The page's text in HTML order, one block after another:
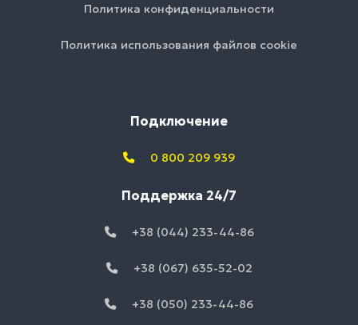
Политика конфиденциальности
Политика использования файлов cookie
Подключение
0 800 209 939
Поддержка 24/7
+38 (044) 233-44-86
+38 (067) 635-52-02
+38 (050) 233-44-86